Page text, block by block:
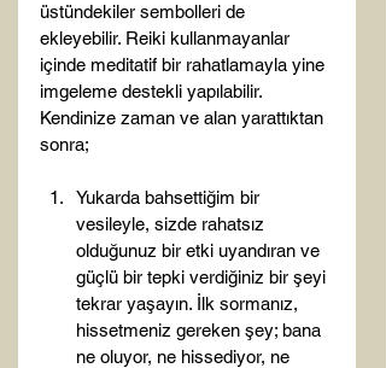
üstündekiler sembolleri de
ekleyebilir. Reiki kullanmayanlar
içinde meditatif bir rahatlamayla yine
imgeleme destekli yapılabilir.
Kendinize zaman ve alan yarattıktan
Yukarda bahsettiğim bir
vesileyle, sizde rahatsız
olduğunuz bir etki uyandıran ve
güçlü bir tepki verdiğiniz bir şeyi
tekrar yaşayın. İlk sormanız,
hissetmeniz gereken şey; bana
ne oluyor, ne hissediyor, ne